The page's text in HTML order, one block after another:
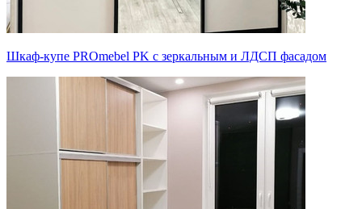
Шкаф-купе PROmebel PK с зеркальным и ЛДСП фасадом